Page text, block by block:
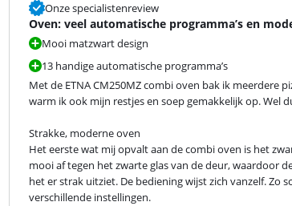
Onze specialistenreview
Oven: veel automatische programma’s en
Mooi matzwart design
13 handige automatische programma’s
Met de ETNA CM250MZ combi oven bak ik meerdere
warm ik ook mijn restjes en soep gemakkelijk op. Wel
Strakke, moderne oven
Het eerste wat mij opvalt aan de combi oven is het
mooi af tegen het zwarte glas van de deur, waardoor
het er strak uitziet. De bediening wijst zich vanzelf. Zo
verschillende instellingen.